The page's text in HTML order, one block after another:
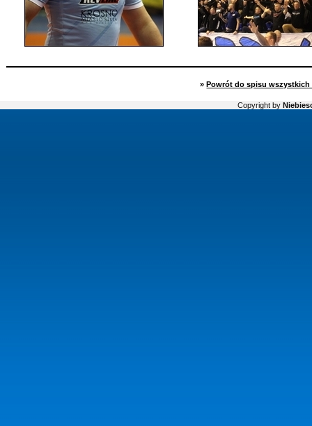
» Powrót do spisu wszystkich
Copyright by